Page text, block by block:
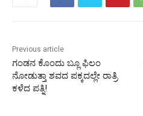
Previous article
ಗಂಡನ ಕೊಂದು ಬ್ಲೂ ಫಿಲಂ
ನೋಡುತ್ತಾ ಶವದ ಪಕ್ಕದಲ್ಲೇ ರಾತ್ರಿ
ಕಳೆದ ಪತ್ನಿ!